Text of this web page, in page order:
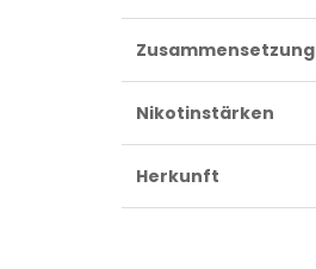
Zusammensetzung
Nikotinstärken
Herkunft